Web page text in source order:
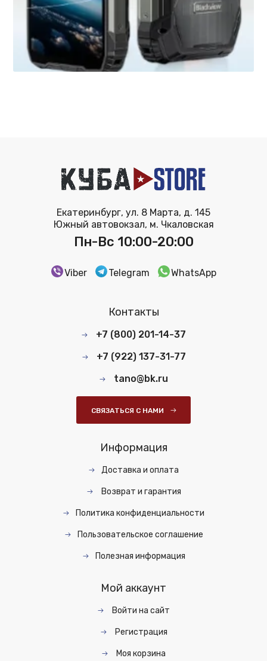
Екатеринбург, ул. 8 Марта, д. 145
Южный автовокзал, м. Чкаловская
Пн-Вс 10:00-20:00
Viber Telegram WhatsApp
Контакты
+7 (800) 201-14-37
+7 (922) 137-31-77
tano@bk.ru
СВЯЗАТЬСЯ С НАМИ
Информация
Доставка и оплата
Возврат и гарантия
Политика конфиденциальности
Пользовательское соглашение
Полезная информация
Мой аккаунт
Войти на сайт
Регистрация
Моя корзина